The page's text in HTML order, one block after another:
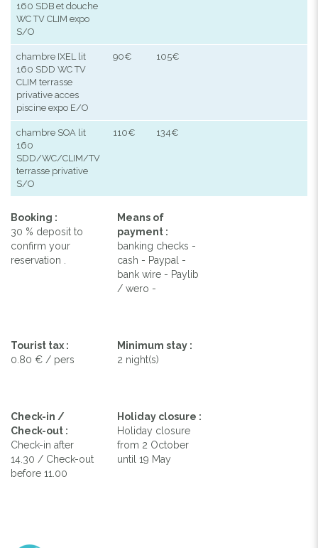
160 SDB et douche
WC TV CLIM expo
S/O
chambre IXEL lit
160 SDD WC TV
CLIM terrasse
privative acces
piscine expo E/O
90€ 105€
chambre SOA lit
160
SDD/WC/CLIM/TV
terrasse privative
S/O
110€ 134€
Booking :
30 % deposit to
confirm your
reservation .
Means of
payment :
banking checks -
cash - Paypal -
bank wire - Paylib
/ wero -
Tourist tax :
0.80 € / pers
Minimum stay :
2 night(s)
Check-in /
Check-out :
Check-in after
14.30 / Check-out
before 11.00
Holiday closure :
Holiday closure
from 2 October
until 19 May